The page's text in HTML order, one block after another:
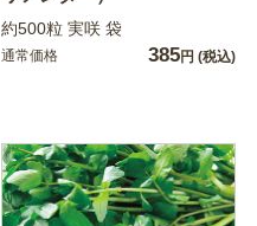
約500粒 実咲 袋
通常価格 385円 (税込)